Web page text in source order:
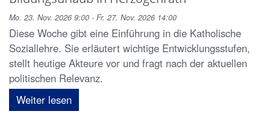
Mo. 23. Nov. 2026 9:00 - Fr. 27. Nov. 2026 14:00
Diese Woche gibt eine Einführung in die Katholische
Soziallehre. Sie erläutert wichtige Entwicklungsstufen,
stellt heutige Akteure vor und fragt nach der aktuellen
politischen Relevanz.
Weiter lesen